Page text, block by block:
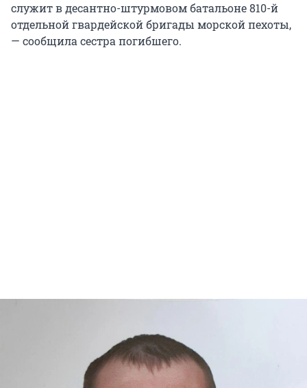
служит в десантно-штурмовом батальоне 810-й
отдельной гвардейской бригады морской пехоты,
— сообщила сестра погибшего.